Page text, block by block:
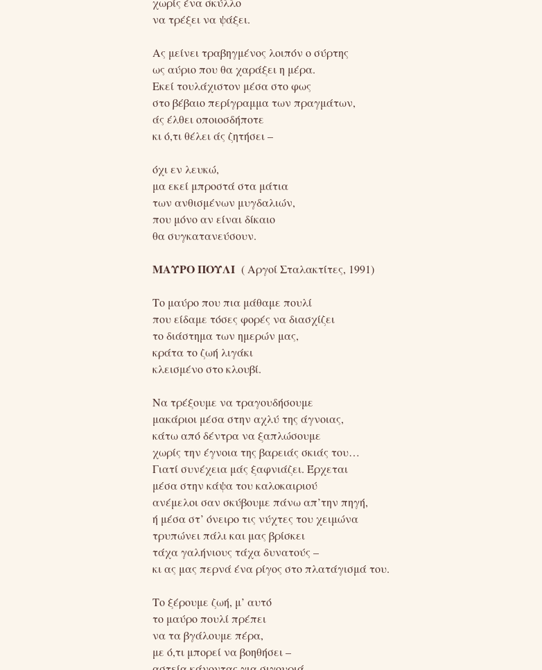
να τρέξει να ψάξει.
Ας μείνει τραβηγμένος λοιπόν ο σύρτης
ως αύριο που θα χαράξει η μέρα.
Εκεί τουλάχιστον μέσα στο φως
στο βέβαιο περίγραμμα των πραγμάτων,
άς έλθει οποιοσδήποτε
κι ό,τι θέλει άς ζητήσει –
όχι εν λευκώ,
μα εκεί μπροστά στα μάτια
των ανθισμένων μυγδαλιών,
που μόνο αν είναι δίκαιο
θα συγκατανεύσουν.
ΜΑΥΡΟ ΠΟΥΛΙ ( Αργοί Σταλακτίτες, 1991)
Το μαύρο που πια μάθαμε πουλί
που είδαμε τόσες φορές να διασχίζει
το διάστημα των ημερών μας,
κράτα το ζωή λιγάκι
κλεισμένο στο κλουβί.
Να τρέξουμε να τραγουδήσουμε
μακάριοι μέσα στην αχλύ της άγνοιας,
κάτω από δέντρα να ξαπλώσουμε
χωρίς την έγνοια της βαρειάς σκιάς του…
Γιατί συνέχεια μάς ξαφνιάζει. Έρχεται
μέσα στην κάψα του καλοκαιριού
ανέμελοι σαν σκύβουμε πάνω απ’την πηγή,
ή μέσα στ’ όνειρο τις νύχτες του χειμώνα
τρυπώνει πάλι και μας βρίσκει
τάχα γαλήνιους τάχα δυνατούς –
κι ας μας περνά ένα ρίγος στο πλατάγισμά του.
Το ξέρουμε ζωή, μ’ αυτό
το μαύρο πουλί πρέπει
να τα βγάλουμε πέρα,
με ό,τι μπορεί να βοηθήσει –